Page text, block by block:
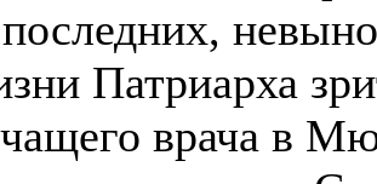
Патриарха
врача в